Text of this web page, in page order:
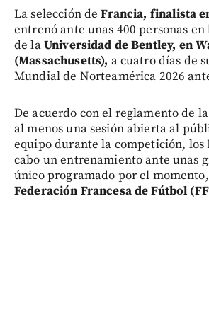
La selección de Francia, finalista
entrenó ante unas 400 personas
de laUniversidad de Bentley, en
(Massachusetts), a cuatro días de
Mundial de Norteamérica 2026
De acuerdo con el reglamento de
al menos una sesión abierta al
equipo durante la competición, los
cabo un entrenamiento ante unas
único programado por el
Federación Francesa de Fútbol